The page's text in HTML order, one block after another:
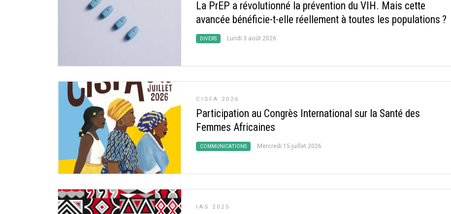
La PrEP a révolutionné la prévention du VIH. Mais cette
avancée bénéficie-t-elle réellement à toutes les populations ?
DIVERS Lundi 3 août 2026
CISFA 2026
Participation au Congrès International sur la Santé des
Femmes Africaines
COMMUNICATIONS Mercredi 15 juillet 2026
IAS 2025